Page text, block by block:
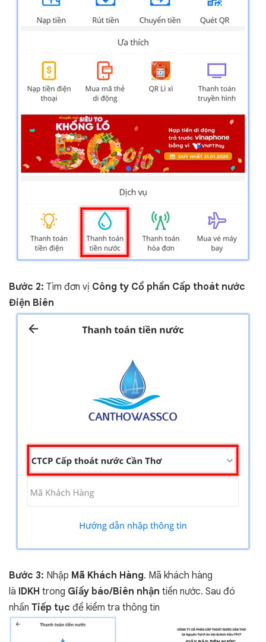
Bước 2: Tìm đơn vị Công ty Cổ phần Cấp thoát nước
Điện Biên
Bước 3: Nhập Mã Khách Hàng. Mã khách hàng
là IDKH trong Giấy báo/Biên nhận tiền nước. Sau đó
nhấn Tiếp tục để kiểm tra thông tin